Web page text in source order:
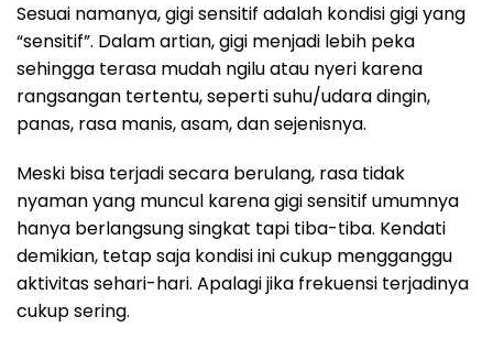
Sesuai namanya, gigi sensitif adalah kondisi gigi yang
“sensitif”. Dalam artian, gigi menjadi lebih peka
sehingga terasa mudah ngilu atau nyeri karena
rangsangan tertentu, seperti suhu/udara dingin,
panas, rasa manis, asam, dan sejenisnya.
Meski bisa terjadi secara berulang, rasa tidak
nyaman yang muncul karena gigi sensitif umumnya
hanya berlangsung singkat tapi tiba-tiba. Kendati
demikian, tetap saja kondisi ini cukup mengganggu
aktivitas sehari-hari. Apalagi jika frekuensi terjadinya
cukup sering.